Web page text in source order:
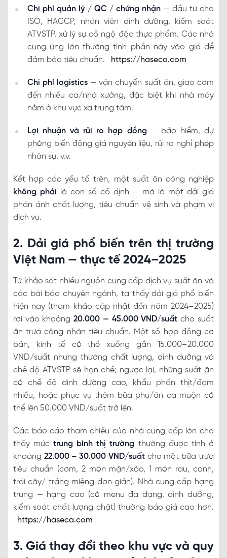
Chi phí quản lý / QC / chứng nhận — đầu tư cho
ISO, HACCP, nhân viên dinh dưỡng, kiểm soát
ATVSTP, xử lý sự cố ngộ độc thực phẩm. Các nhà
cung ứng lớn thường tính phần này vào giá để
đảm bảo tiêu chuẩn.
https://haseca.com
Chi phí logistics — vận chuyển suất ăn, giao cơm
đến nhiều ca/nhà xưởng, đặc biệt khi nhà máy
nằm ở khu vực xa trung tâm.
Lợi nhuận và rủi ro hợp đồng — bảo hiểm, dự
phòng biến động giá nguyên liệu, rủi ro nghỉ phép
nhân sự, v.v.
Kết hợp các yếu tố trên, một suất ăn công nghiệp
không phải là con số cố định — mà là một dải giá
phản ánh chất lượng, tiêu chuẩn vệ sinh và phạm vi
dịch vụ.
2. Dải giá phổ biến trên thị trường
Việt Nam — thực tế 2024–2025
Từ khảo sát nhiều nguồn cung cấp dịch vụ suất ăn và
các bài báo chuyên ngành, ta thấy dải giá phổ biến
hiện nay (tham khảo cập nhật đến năm 2024–2025)
rơi vào khoảng20.000 — 45.000 VND/suất cho suất
ăn trưa công nhân tiêu chuẩn. Một số hợp đồng cơ
bản, kinh tế có thể xuống gần 15.000–20.000
VND/suất nhưng thường chất lượng, dinh dưỡng và
chế độ ATVSTP sẽ hạn chế; ngược lại, những suất ăn
có chế độ dinh dưỡng cao, khẩu phần thịt/đạm
nhiều, hoặc phục vụ thêm bữa phụ/ăn ca muộn có
thể lên 50.000 VND/suất trở lên.
Các báo cáo tham chiếu của nhà cung cấp lớn cho
thấy mứctrung bình thị trường thường được tính ở
khoảng 22.000 – 30.000 VND/suấtcho một bữa trưa
tiêu chuẩn (cơm, 2 món mặn/xào, 1 món rau, canh,
trái cây/ tráng miệng đơn giản). Nhà cung cấp hạng
trung — hạng cao (có menu đa dạng, dinh dưỡng,
kiểm soát chất lượng chặt) thường báo giá cao hơn.
https://haseca.com
3. Giá thay đổi theo khu vực và quy